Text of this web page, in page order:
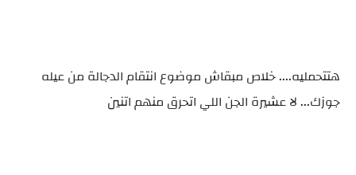
هتتحمليه.... خلاص مبقاش موضوع انتقام الدجالة من عيله
جوزك... لا عشيرة الجن اللي اتحرق منهم اتنين